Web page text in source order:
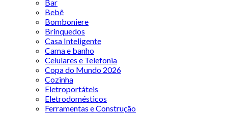
Bar
Bebê
Bomboniere
Brinquedos
Casa Inteligente
Cama e banho
Celulares e Telefonia
Copa do Mundo 2026
Cozinha
Eletroportáteis
Eletrodomésticos
Ferramentas e Construção